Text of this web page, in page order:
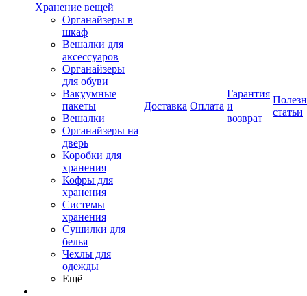
Хранение вещей
Органайзеры в
шкаф
Вешалки для
аксессуаров
Органайзеры
для обуви
Вакуумные
пакеты
Вешалки
Органайзеры на
дверь
Коробки для
хранения
Кофры для
хранения
Системы
хранения
Сушилки для
белья
Чехлы для
одежды
Ещё
Доставка Оплата
Гарантия
и
возврат
статьи